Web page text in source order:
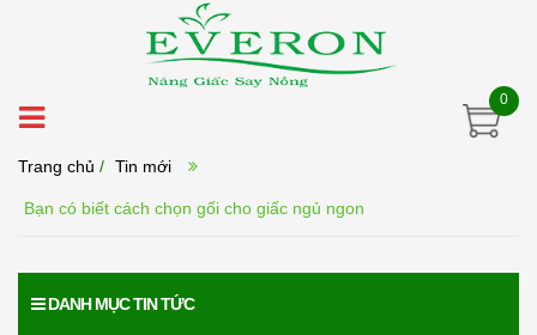
0
Trang chủ / Tin mới
Bạn có biết cách chọn gối cho giấc ngủ ngon
DANH MỤC TIN TỨC